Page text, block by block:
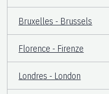
Bruxelles - Brussels
Florence - Firenze
Londres - London